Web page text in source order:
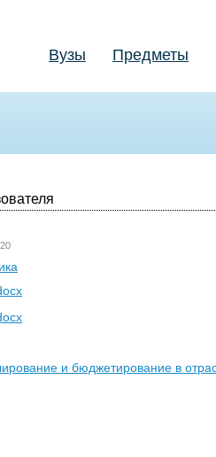
Вузы Предметы
и бюджетирование в